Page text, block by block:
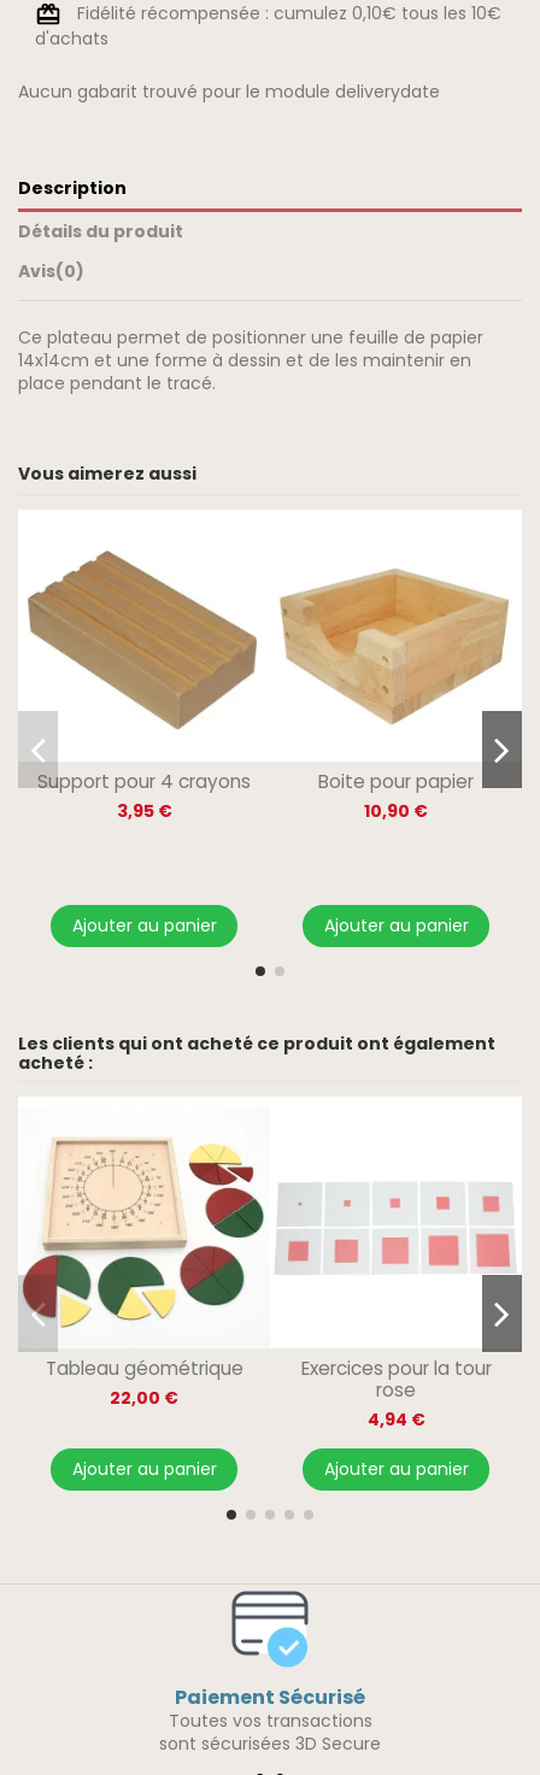
Fidélité récompensée : cumulez 0,10€ tous les 10€
d'achats
Aucun gabarit trouvé pour le module deliverydate
Description
Détails du produit
Avis(0)
Ce plateau permet de positionner une feuille de papier
14x14cm et une forme à dessin et de les maintenir en
place pendant le tracé.
Vous aimerez aussi
Support pour 4 crayons
3,95 €
Ajouter au panier
Boite pour papier
10,90 €
Ajouter au panier
Les clients qui ont acheté ce produit ont également
acheté :
Tableau géométrique
22,00 €
Ajouter au panier
Exercices pour la tour
rose
4,94 €
Ajouter au panier
Paiement Sécurisé
Toutes vos transactions
sont sécurisées 3D Secure